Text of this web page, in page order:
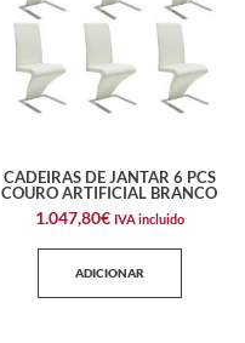
CADEIRAS DE JANTAR 6 PCS
COURO ARTIFICIAL BRANCO
1.047,80€ IVA incluido
ADICIONAR